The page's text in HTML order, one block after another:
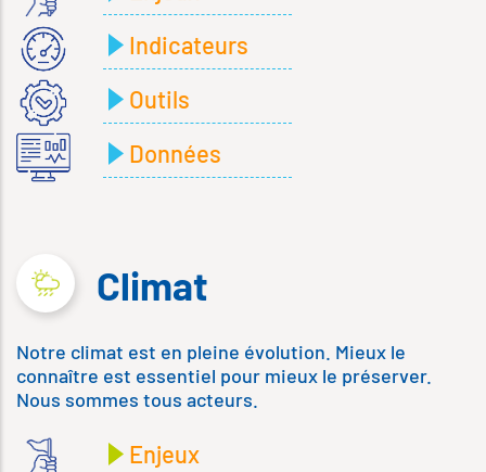
Indicateurs
Outils
Données
Climat
Notre climat est en pleine évolution. Mieux le
connaître est essentiel pour mieux le préserver.
Nous sommes tous acteurs.
Enjeux